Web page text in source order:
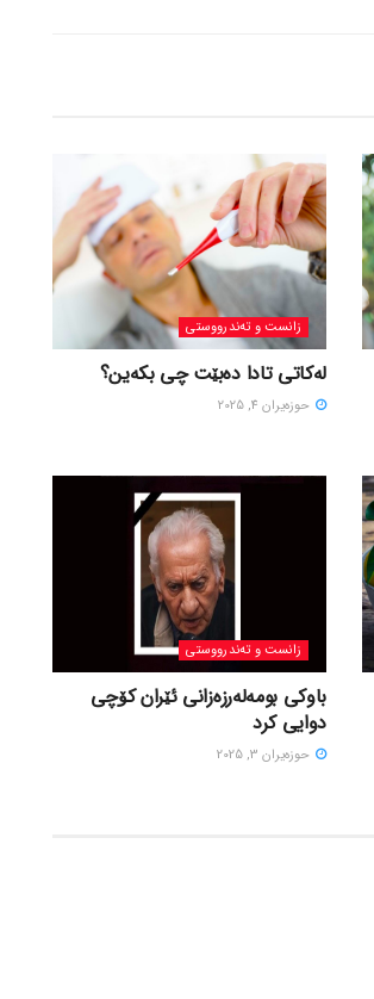
زانست و تەندرووستی
لەکاتی تادا دەبێت چی بکەین؟
حوزه‌یران 4, 2025
زانست و تەندرووستی
باوکی بومەلەرزەزانی ئێران کۆچی
دوایی کرد
حوزه‌یران 3, 2025